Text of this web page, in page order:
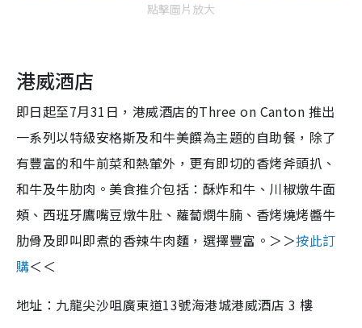
點擊圖片放大
港威酒店
即日起至7月31日，港威酒店的Three on Canton 推出
一系列以特級安格斯及和牛美饌為主題的自助餐，除了
有豐富的和牛前菜和熱葷外，更有即切的香烤斧頭扒、
和牛及牛肋肉。美食推介包括：酥炸和牛、川椒燉牛面
頰、西班牙鷹嘴豆燉牛肚、蘿蔔燘牛腩、香烤燒烤醬牛
肋骨及即叫即煮的香辣牛肉麵，選擇豐富。＞＞按此訂
購＜＜
地址：九龍尖沙咀廣東道13號海港城港威酒店 3 樓